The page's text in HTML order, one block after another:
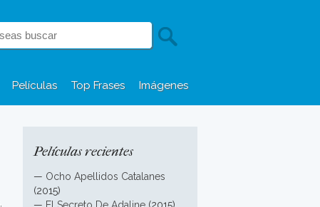
Películas Top Frases Imágenes
Películas recientes
— Ocho Apellidos Catalanes
(2015)